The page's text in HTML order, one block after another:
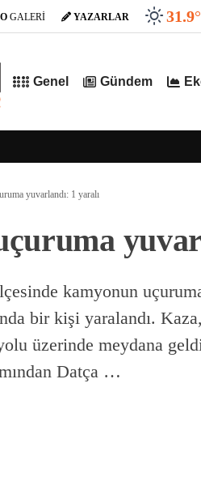
GALERİ YAZARLAR 31.9°
Genel Gündem
yuvarlandı: 1 yaralı
kamyonun
bir kişi yaralandı.
üzerinde meydana
Datça …